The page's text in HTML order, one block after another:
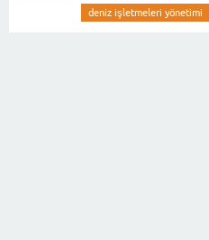
deniz işletmeleri yönetimi